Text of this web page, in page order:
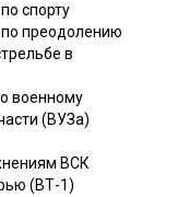
спорту
преодолению
в
военному
(ВУЗа)
ВСК
(ВТ-1)